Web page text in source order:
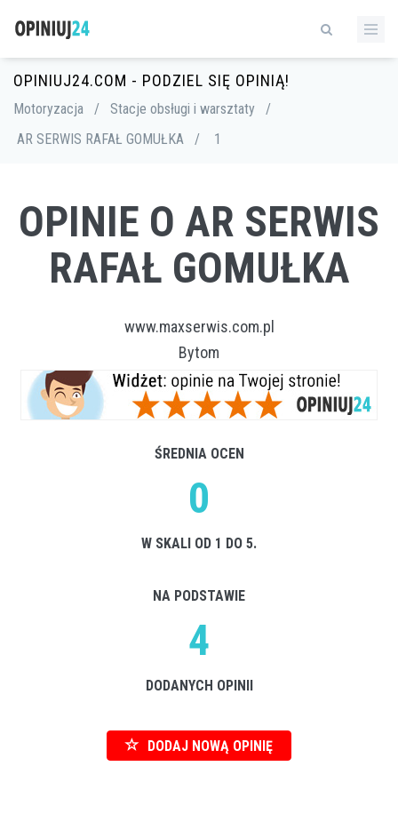
OPINIUJ24.COM - PODZIEL SIĘ OPINIĄ!
Motoryzacja / Stacje obsługi i warsztaty
/
AR SERWIS RAFAŁ GOMUŁKA
/ 1
OPINIE O AR SERWIS
RAFAŁ GOMUŁKA
www.maxserwis.com.pl
Bytom
ŚREDNIA OCEN
0
W SKALI OD 1 DO 5.
NA PODSTAWIE
4
DODANYCH OPINII
DODAJ NOWĄ OPINIĘ